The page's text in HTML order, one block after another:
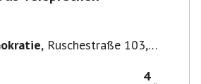
, Ruschestraße 103,
4